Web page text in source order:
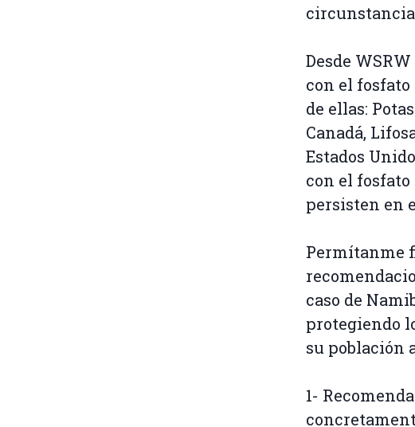
Desde
con el
de ellas:
Canadá,
Estados
con el fosfato
persisten en
Permítanme
caso de
protegiendo
su población
1-